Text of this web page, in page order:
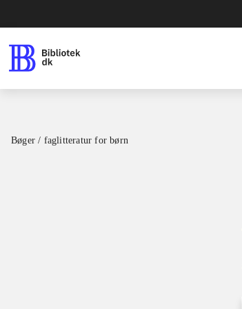
Bøger / faglitteratur for børn